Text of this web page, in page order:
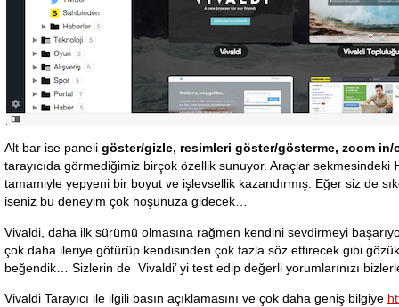
Alt bar ise paneli göster/gizle, resimleri göster/gösterme, zoom
tarayıcıda görmediğimiz birçok özellik sunuyor. Araçlar sekmesindeki
tamamiyle yepyeni bir boyut ve işlevsellik kazandırmış. Eğer siz de
iseniz bu deneyim çok hoşunuza gidecek…
Vivaldi, daha ilk sürümü olmasına rağmen kendini sevdirmeyi
çok daha ileriye götürüp kendisinden çok fazla söz ettirecek gibi
beğendik… Sizlerin de Vivaldi’ yi test edip değerli yorumlarınızı
Vivaldi Tarayıcı ile ilgili basın açıklamasını ve çok daha geniş bilgiye